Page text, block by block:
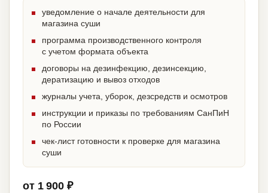
уведомление о начале деятельности для
магазина суши
программа производственного контроля
с учетом формата объекта
договоры на дезинфекцию, дезинсекцию,
дератизацию и вывоз отходов
журналы учета, уборок, дезсредств и осмотров
инструкции и приказы по требованиям СанПиН
по России
чек-лист готовности к проверке для магазина
суши
от 1 900 ₽